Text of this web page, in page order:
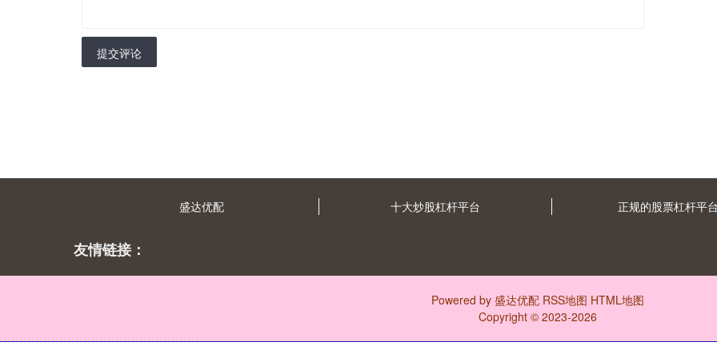
提交评论
盛达优配 十大炒股杠杆平台 正规的股票杠杆平台
友情链接：
Powered by 盛达优配 RSS地图 HTML地图
Copyright © 2023-2026